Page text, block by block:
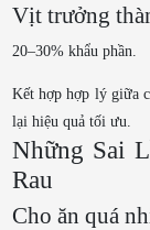
Vịt trưởng
20–30% khẩu phần.
Kết hợp hợp lý giữa
lại hiệu quả tối ưu.
Những Sai
Rau
Cho ăn quá